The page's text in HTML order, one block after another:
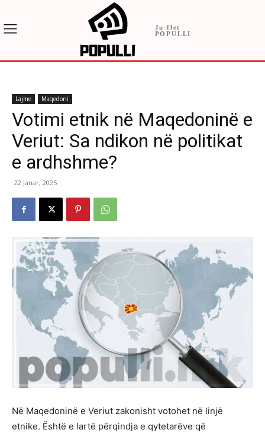
Ju flet
POPULLI
Lajme Maqedoni
Votimi etnik në Maqedoninë e
Veriut: Sa ndikon në politikat
e ardhshme?
22 Janar, 2025
Në Maqedoninë e Veriut zakonisht votohet në linjë
etnike. Është e lartë përqindja e qytetarëve që